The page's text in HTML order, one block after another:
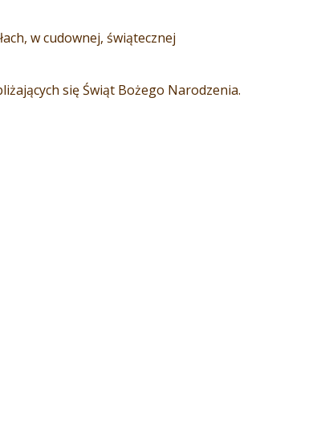
w cudownej, świątecznej
się Świąt Bożego Narodzenia.